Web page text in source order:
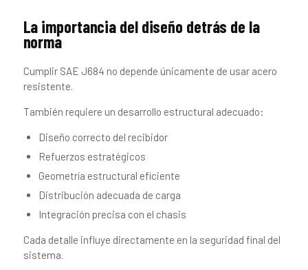
La importancia del diseño detrás de la
norma
Cumplir SAE J684 no depende únicamente de usar acero
resistente.
También requiere un desarrollo estructural adecuado:
Diseño correcto del recibidor
Refuerzos estratégicos
Geometría estructural eficiente
Distribución adecuada de carga
Integración precisa con el chasis
Cada detalle influye directamente en la seguridad final del
sistema.